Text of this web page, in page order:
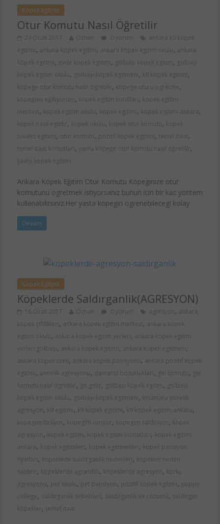
Köpek Egitimi
Otur Komutu Nasıl Öğretilir
24 Ocak 2017 Özhan 0 yorum
ankara k9 köpek
egitimi , ankara kopek egitim , ankara köpek egitim okulu ,
ankara
köpek egitimi , evde köpek egitimi , gölbaşı köpek egitim , gölbaşı
köpek egitim okulu , gölbaşı köpek egitmeni , k9 köpek egitimi ,
köpege otur komutu nasıl ögretilir , kopege oturu ogretme ,
köpeğimi eğitiyorum , köpek egitim kurallari ,
kopek egitim
merkezi , köpek egitim okulu , köpek egitimi , köpek egitimi ankara ,
kopek nasil egitilir , kopek okulu , köpek otur komutu ,
köpek
tuvalet egitimi , otur komutu , pozitif köpek egitimi , temel itaat,
temel itaat komutları , yavru köpeğe otur komutu nasıl öğretilir ,
yavru kopek egitimi
Ankara Köpek Eğitim Otur Komutu Köpeginize otur
komutunu ögretmek istiyorsanız bunun icin bir kac yontem
kullanabilirsiniz.Her yasta kopegin ogrenebilecegi kolay
Devam
Köpek Egitimi
Köpeklerde Saldırganlik(AGRESYON)
16 Ocak 2017 Özhan 0 yorum agresyon ,
ankara
köpek çiftlikleri , ankara köpek egitim merkezi ,
ankara köpek
egitim okulu , ankara köpek egitim yerleri ,
ankara köpek egitim
yerleri gölbaşı , ankara köpek egitimi , ankara kopek egitmeni ,
ankara köpek oteli , ankara köpek pansiyonu ,
ankara pozitif kopek
egitimi , annelik agresyonu , davranis bozukluklari , gel komutu , gel
komutu nasıl ögretilir , git getir , gölbaşı köpek egitim , gölbaşı
köpek egitim okulu , gölbaşı köpek egitmeni , insanlara yönelik
agresyon , k9 egitimi , k9 köpek egitimi , k9 köpek egitimi ankara ,
kopegim hırlıyor , kopegim isiriyor , kopegim saldiriyor ,
köpek
agresyon , köpek egitim , köpek egitim komutları ,
köpek egitimi
ankara , köpek egitimleri , köpek egitmenleri ,
köpek pansiyon
fiyatları , kopeklede saldirganlik nedenleri ,
köpekler neden
saldırır , kopeklerde agrasiflik , köpeklerde agresyon ,
korku
agresyonu , pet okulu , pet pansiyon , pozitif köpek egitimi , puppy
college , saldirganlik sebebleri , saldirganlik ve cozumu ,
saldırgan
köpekler , temel itaat